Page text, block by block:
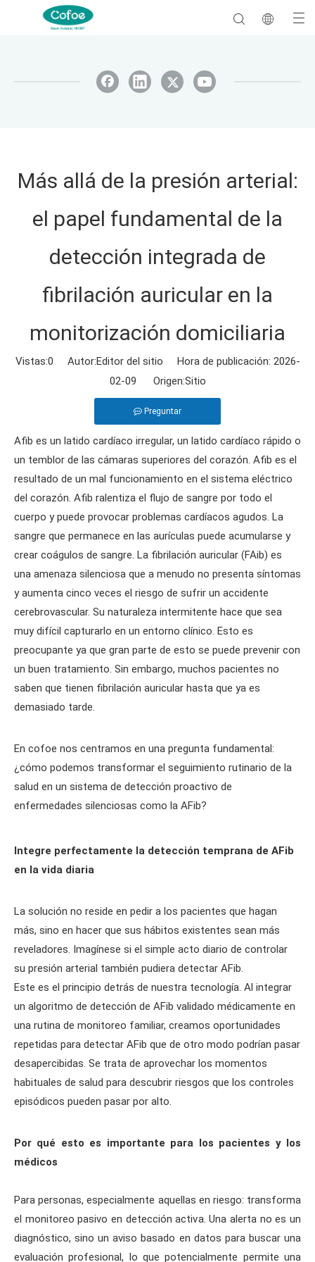
Más allá de la presión arterial:
el papel fundamental de la
detección integrada de
fibrilación auricular en la
monitorización domiciliaria
Vistas:0 Autor:Editor del sitio Hora de publicación: 2026-
02-09 Origen:Sitio
Preguntar
Afib es un latido cardíaco irregular, un latido cardíaco rápido o
un temblor de las cámaras superiores del corazón. Afib es el
resultado de un mal funcionamiento en el sistema eléctrico
del corazón. Afib ralentiza el flujo de sangre por todo el
cuerpo y puede provocar problemas cardíacos agudos. La
sangre que permanece en las aurículas puede acumularse y
crear coágulos de sangre. La fibrilación auricular (FAib) es
una amenaza silenciosa que a menudo no presenta síntomas
y aumenta cinco veces el riesgo de sufrir un accidente
cerebrovascular. Su naturaleza intermitente hace que sea
muy difícil capturarlo en un entorno clínico. Esto es
preocupante ya que gran parte de esto se puede prevenir con
un buen tratamiento. Sin embargo, muchos pacientes no
saben que tienen fibrilación auricular hasta que ya es
demasiado tarde.
En cofoe nos centramos en una pregunta fundamental:
¿cómo podemos transformar el seguimiento rutinario de la
salud en un sistema de detección proactivo de
enfermedades silenciosas como la AFib?
Integre perfectamente la detección temprana de AFib
en la vida diaria
La solución no reside en pedir a los pacientes que hagan
más, sino en hacer que sus hábitos existentes sean más
reveladores. Imagínese si el simple acto diario de controlar
su presión arterial también pudiera detectar AFib.
Este es el principio detrás de nuestra tecnología. Al integrar
un algoritmo de detección de AFib validado médicamente en
una rutina de monitoreo familiar, creamos oportunidades
repetidas para detectar AFib que de otro modo podrían pasar
desapercibidas. Se trata de aprovechar los momentos
habituales de salud para descubrir riesgos que los controles
episódicos pueden pasar por alto.
Por qué esto es importante para los pacientes y los
médicos
Para personas, especialmente aquellas en riesgo: transforma
el monitoreo pasivo en detección activa. Una alerta no es un
diagnóstico, sino un aviso basado en datos para buscar una
evaluación profesional, lo que potencialmente permite una